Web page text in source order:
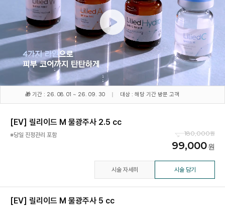
🎁 기간 : 26. 08. 01 ~ 26. 09. 30 대상 : 해당 기간 방문 고객
[EV] 릴리이드 M 물광주사 2.5 cc
※당일 진정관리 포함 180,000
99,000
시술 자세히 시술 담기
[EV] 릴리이드 M 물광주사 5 cc